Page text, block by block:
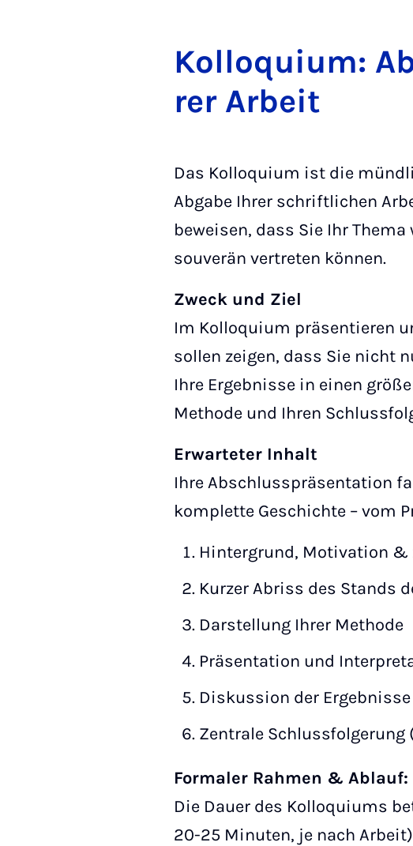
Kol­lo­qui­um:
rer Ar­beit
Das Kolloquium ist die
Abgabe Ihrer schriftlichen
beweisen, dass Sie Ihr
souverän vertreten können.
Zweck und Ziel
Im Kolloquium präsentieren
sollen zeigen, dass Sie nicht
Ihre Ergebnisse in einen
Methode und Ihren
Erwarteter Inhalt
Ihre Abschlusspräsentation
komplette Geschichte – vom
Hintergrund, Motivation &
Kurzer Abriss des Stands
Darstellung Ihrer Methode
Präsentation und
Diskussion der
Zentrale
Formaler Rahmen & Ablauf:
Die Dauer des Kolloquiums
20-25 Minuten, je nach